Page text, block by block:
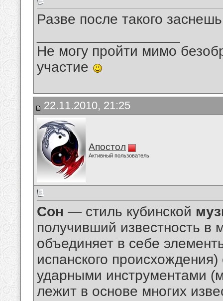
Разве после такого
Не могу пройти мимо
участие
22.11.2010, 21:25
Апостол
Активный пользователь
Сон — стиль кубинской
получивший известность в
объединяет в себе
испанского
ударными инструментами
лежит в основе многих